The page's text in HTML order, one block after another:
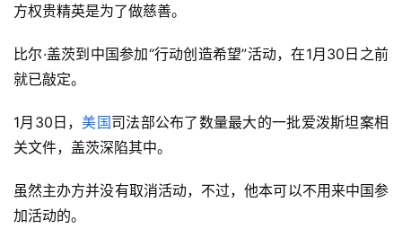
方权贵精英是为了做慈善。
比尔·盖茨到中国参加“行动创造希望”活动，在1月30日之前
就已敲定。
1月30日，美国司法部公布了数量最大的一批爱泼斯坦案相
关文件，盖茨深陷其中。
虽然主办方并没有取消活动，不过，他本可以不用来中国参
加活动的。